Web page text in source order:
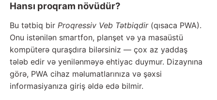
Hansı proqram növüdür?
Bu tətbiq bir Proqressiv Veb Tətbiqdir(qısaca PWA).
Onu istənilən smartfon, planşet və ya masaüstü
kompüterə quraşdıra bilərsiniz — çox az yaddaş
tələb edir və yenilənməyə ehtiyac duymur. Dizaynına
görə, PWA cihaz məlumatlarınıza və şəxsi
informasiyanıza giriş əldə edə bilmir.